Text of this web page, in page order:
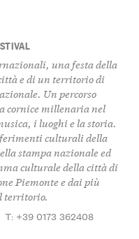
una festa della
e di un territorio di
Un percorso
cornice millenaria nel
i luoghi e la storia.
culturali della
stampa nazionale ed
culturale della città di
Piemonte e dai più
territorio.
T: +39 0173 362408